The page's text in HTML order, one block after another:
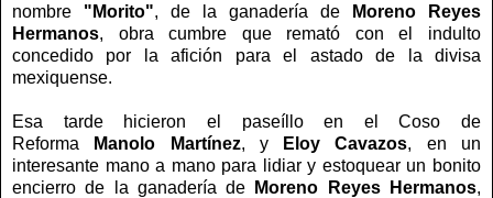
nombre "Morito", de la ganadería de Moreno Reyes
Hermanos, obra cumbre que remató con el indulto
concedido por la afición para el astado de la divisa
mexiquense.
Esa tarde hicieron el paseíllo en el Coso de
Reforma
Manolo Martínez, y Eloy Cavazos, en un
interesante mano a mano para lidiar y estoquear un bonito
encierro de la ganadería de
Moreno Reyes Hermanos,